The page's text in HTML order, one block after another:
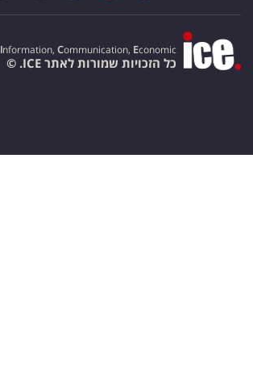
Information, Communication, Economic
כל הזכויות שמורות לאתר ICE. ©